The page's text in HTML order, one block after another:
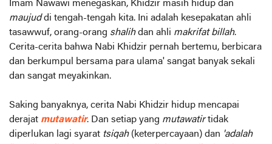
Imam Nawawi menegaskan, Khidzir masih hidup dan
maujuddi tengah-tengah kita. Ini adalah kesepakatan ahli
tasawwuf, orang-orang shalihdan ahli makrifat billah.
Cerita-cerita bahwa Nabi Khidzir pernah bertemu, berbicara
dan berkumpul bersama para ulama' sangat banyak sekali
dan sangat meyakinkan.
Saking banyaknya, cerita Nabi Khidzir hidup mencapai
derajat mutawatir. Dan setiap yang mutawatirtidak
diperlukan lagi syarat tsiqah(keterpercayaan) dan 'adalah